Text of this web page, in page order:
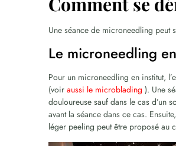
Une séance de microneedling peut
Le microneedling
Pour un microneedling en institut,
(voiraussi le microblading ). Une
douloureuse sauf dans le cas d’un
avant la séance dans ce cas.
léger peeling peut être proposé au